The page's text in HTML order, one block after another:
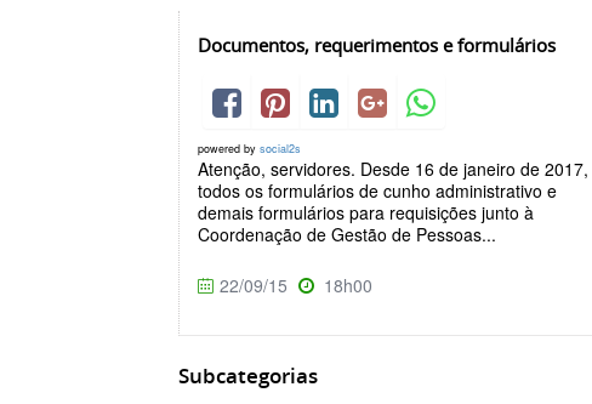
Documentos, requerimentos e formulários
powered by social2s
Atenção, servidores. Desde 16 de janeiro de 2017,
todos os formulários de cunho administrativo e
demais formulários para requisições junto à
Coordenação de Gestão de Pessoas...
22/09/15 18h00
Subcategorias